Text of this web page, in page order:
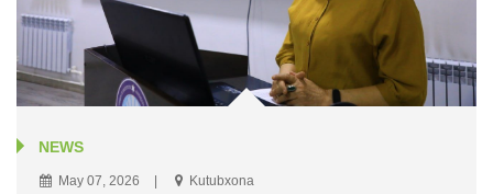
NEWS
May 07, 2026 Kutubxona